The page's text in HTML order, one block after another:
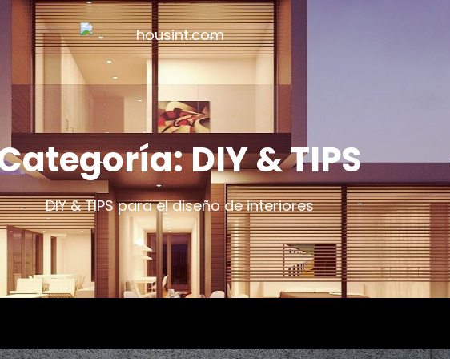
HOUSINT.COM
DIY & TIPS
DIY & TIPS para el diseño de interiores